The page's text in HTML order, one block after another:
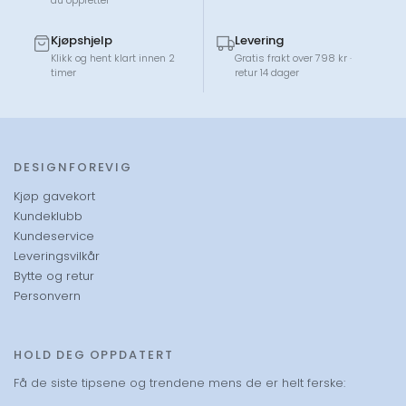
solstol, ideell for avslapning på terrassen eller i
hagen.​
Tris: Velg Tris for et praktisk, sammenleggbart bord
som fungerer utmerket som kaffebord sammen
med Fiam-stoler og solsenger.​
Hvordan vedlikeholder jeg Fiam-møblene mine?
overflaten.​
Texfil: Kan vaskes med mildt såpevann. For å fjerne
Kjøpshjelp
Klikk og hent klart innen 2
timer
Levering
Gratis frakt over 798 kr ·
retur 14 dager
DESIGNFOREVIG
Kjøp gavekort
Kundeklubb
Kundeservice
Leveringsvilkår
Bytte og retur
Personvern
HOLD DEG OPPDATERT
Få de siste tipsene og trendene mens de er helt ferske: